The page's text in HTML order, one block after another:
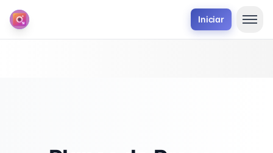
Iniciar